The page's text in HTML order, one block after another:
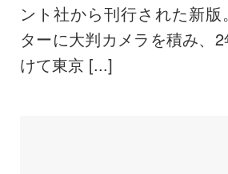
ント社から刊行された新版
ターに大判カメラを積み、
けて東京 [...]